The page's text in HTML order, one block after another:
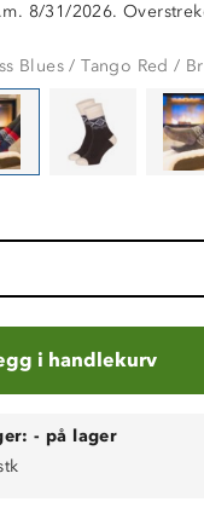
8/31/2026.
Blues / Tango Red /
i handlekurv
- på lager